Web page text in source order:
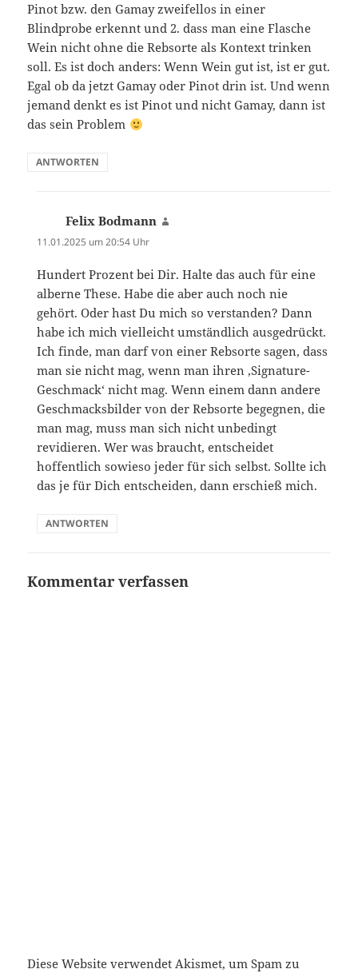
Pinot bzw. den Gamay zweifellos in einer
Blindprobe erkennt und 2. dass man eine Flasche
Wein nicht ohne die Rebsorte als Kontext trinken
soll. Es ist doch anders: Wenn Wein gut ist, ist er gut.
Egal ob da jetzt Gamay oder Pinot drin ist. Und wenn
jemand denkt es ist Pinot und nicht Gamay, dann ist
das sein Problem
ANTWORTEN
Felix Bodmann
11.01.2025 um 20:54 Uhr
Hundert Prozent bei Dir. Halte das auch für eine
alberne These. Habe die aber auch noch nie
gehört. Oder hast Du mich so verstanden? Dann
habe ich mich vielleicht umständlich ausgedrückt.
Ich finde, man darf von einer Rebsorte sagen, dass
man sie nicht mag, wenn man ihren ‚Signature-
Geschmack‘ nicht mag. Wenn einem dann andere
Geschmacksbilder von der Rebsorte begegnen, die
man mag, muss man sich nicht unbedingt
revidieren. Wer was braucht, entscheidet
hoffentlich sowieso jeder für sich selbst. Sollte ich
das je für Dich entscheiden, dann erschieß mich.
ANTWORTEN
Kommentar verfassen
Diese Website verwendet Akismet, um Spam zu